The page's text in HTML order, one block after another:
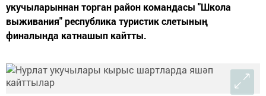
укучыларыннан торган район командасы "Школа
выживания" республика туристик слетының
финалында катнашып кайтты.